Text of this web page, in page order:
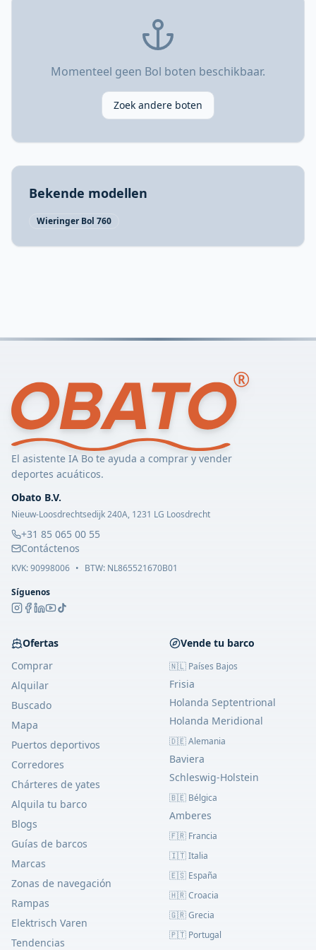
Momenteel geen Bol boten beschikbaar.
Zoek andere boten
Bekende modellen
Wieringer Bol 760
El asistente IA Bo te ayuda a comprar y vender
deportes acuáticos.
Obato B.V.
Nieuw-Loosdrechtsedijk 240A, 1231 LG Loosdrecht
+31 85 065 00 55
Contáctenos
KVK:90998006 • BTW: NL865521670B01
Síguenos
Ofertas
Comprar
Alquilar
Buscado
Mapa
Puertos deportivos
Corredores
Chárteres de yates
Alquila tu barco
Blogs
Guías de barcos
Marcas
Zonas de navegación
Rampas
Elektrisch Varen
Tendencias
Vende tu barco
🇳🇱 Países Bajos
Frisia
Holanda Septentrional
Holanda Meridional
🇩🇪 Alemania
Baviera
Schleswig-Holstein
🇧🇪 Bélgica
Amberes
🇫🇷 Francia
🇮🇹 Italia
🇪🇸 España
🇭🇷 Croacia
🇬🇷 Grecia
🇵🇹 Portugal